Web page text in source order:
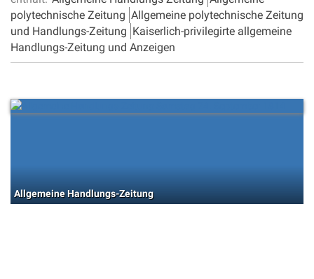
polytechnische Zeitung Allgemeine polytechnische Zeitung
und Handlungs-Zeitung Kaiserlich-privilegirte allgemeine
Handlungs-Zeitung und Anzeigen
Allgemeine Handlungs-Zeitung